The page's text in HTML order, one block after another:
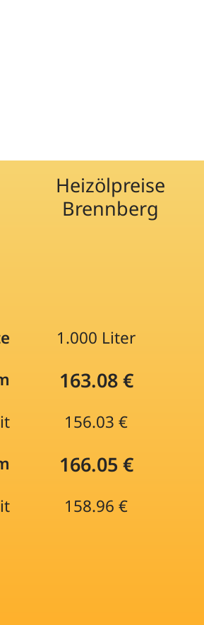
Heizölpreise
Brennberg
1.000 Liter
163.08 €
156.03 €
166.05 €
158.96 €